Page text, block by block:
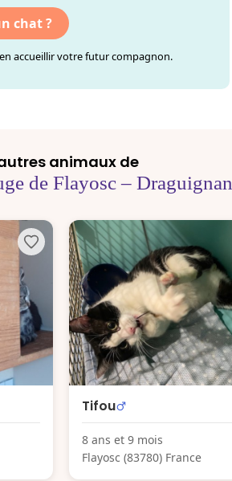
chat ?
accueillir votre futur compagnon.
animaux de
de Flayosc – Draguignan
Tifou
8 ans et 9 mois
Flayosc (83780) France